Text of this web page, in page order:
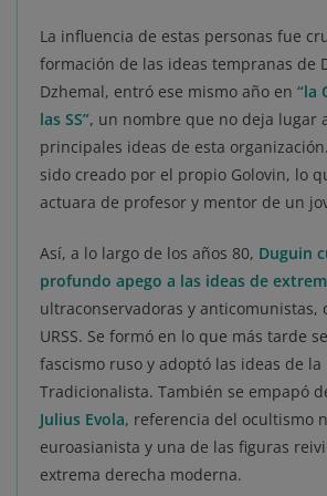
La influencia de estas personas fue
formación de las ideas tempranas de
Dzhemal, entró ese mismo año en “la
las SS”, un nombre que no deja lugar
principales ideas de esta
sido creado por el propio Golovin, lo
actuara de profesor y mentor de un
Así, a lo largo de los años 80, Duguin
profundo apego a las ideas de
ultraconservadoras y anticomunistas,
URSS. Se formó en lo que más tarde
fascismo ruso y adoptó las ideas de la
Tradicionalista. También se empapó
Julius Evola, referencia del ocultismo
euroasianista y una de las figuras
extrema derecha moderna.